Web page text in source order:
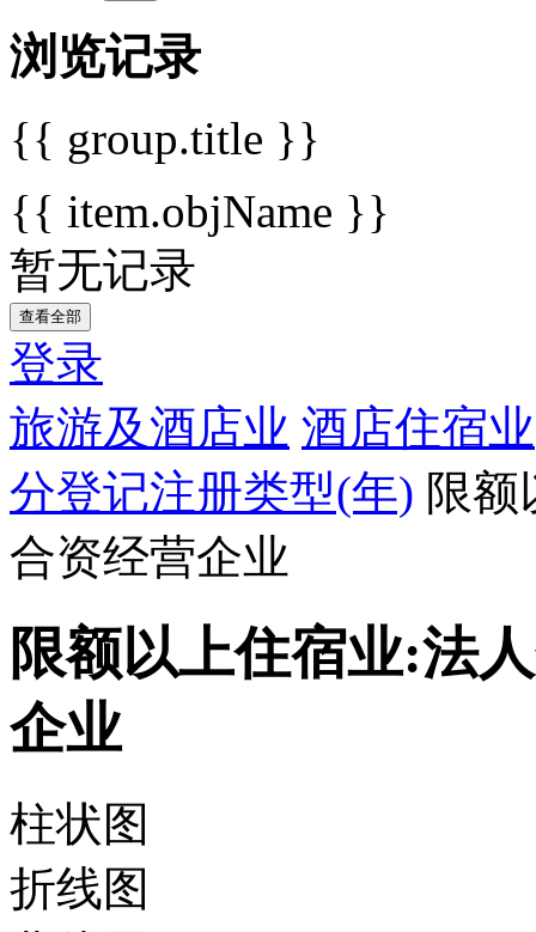
浏览记录
{{ group.title }}
{{ item.objName }}
暂无记录
查看全部
登录
旅游及酒店业 酒店住宿业
分登记注册类型(年) 限额
合资经营企业
限额以上住宿业:法
企业
柱状图
折线图